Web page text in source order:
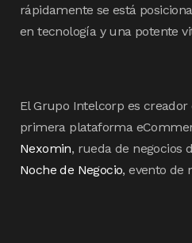
rápidamente se está
en tecnología y una potente
El Grupo Intelcorp es creador
primera plataforma
Nexomin, rueda de negocios
Noche de Negocio, evento de